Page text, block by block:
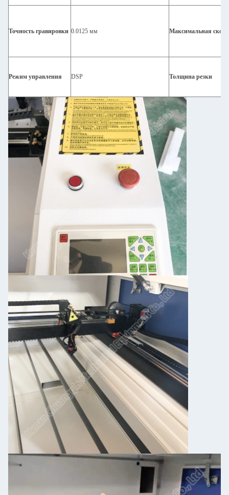
Точность гравировки 0.0125 мм Максимальная
Режим управления DSP Толщина резки